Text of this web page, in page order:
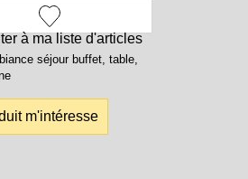
à ma liste d'articles
séjour buffet, table,
m'intéresse